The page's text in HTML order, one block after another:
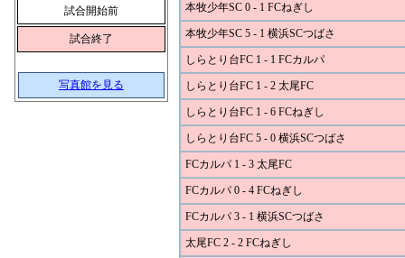
試合開始前
試合終了
写真館を見る
本牧少年SC 0 - 1 FCねぎし
本牧少年SC 5 - 1 横浜SCつばさ
しらとり台FC 1 - 1 FCカルパ
しらとり台FC 1 - 2 太尾FC
しらとり台FC 1 - 6 FCねぎし
しらとり台FC 5 - 0 横浜SCつばさ
FCカルパ 1 - 3 太尾FC
FCカルパ 0 - 4 FCねぎし
FCカルパ 3 - 1 横浜SCつばさ
太尾FC 2 - 2 FCねぎし